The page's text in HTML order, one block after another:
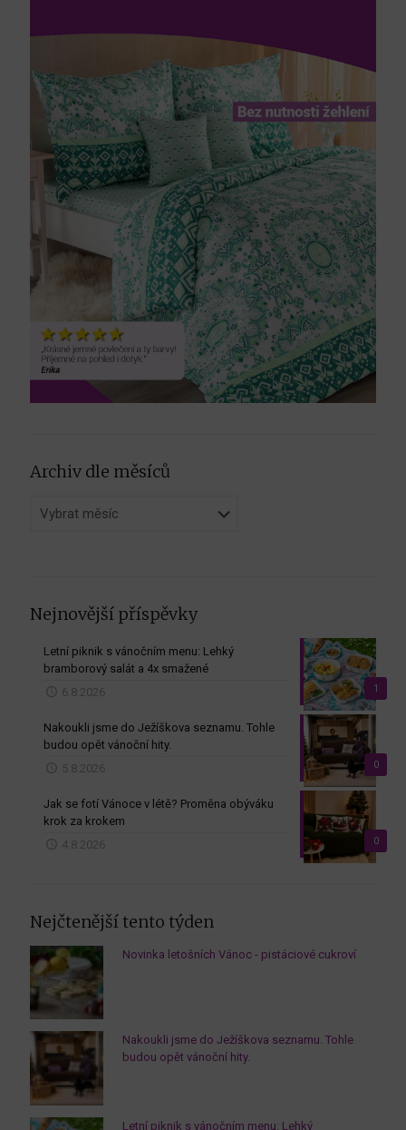
Archiv dle měsíců
dle
Nejnovější příspěvky
1
Letní piknik s vánočním menu: Lehký
bramborový salát a 4x smažené
6.8.2026
0
Nakoukli jsme do Ježíškova seznamu. Tohle
budou opět vánoční hity.
5.8.2026
0
Jak se fotí Vánoce v létě? Proměna obýváku
krok za krokem
4.8.2026
Nejčtenější tento týden
Novinka letošních Vánoc - pistáciové cukroví
Nakoukli jsme do Ježíškova seznamu. Tohle
budou opět vánoční hity.
Letní piknik s vánočním menu: Lehký